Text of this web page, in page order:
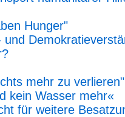
Hunger"
und
mehr zu verlieren"
kein Wasser mehr«
für weitere